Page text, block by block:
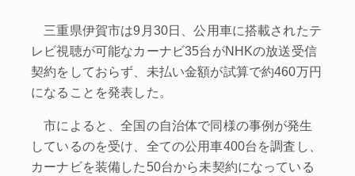
三重県伊賀市は9月30日、公用車に搭載されたテ
レビ視聴が可能なカーナビ35台がNHKの放送受信
契約をしておらず、未払い金額が試算で約460万円
になることを発表した。
市によると、全国の自治体で同様の事例が発生
しているのを受け、全ての公用車400台を調査し、
カーナビを装備した50台から未契約になっている